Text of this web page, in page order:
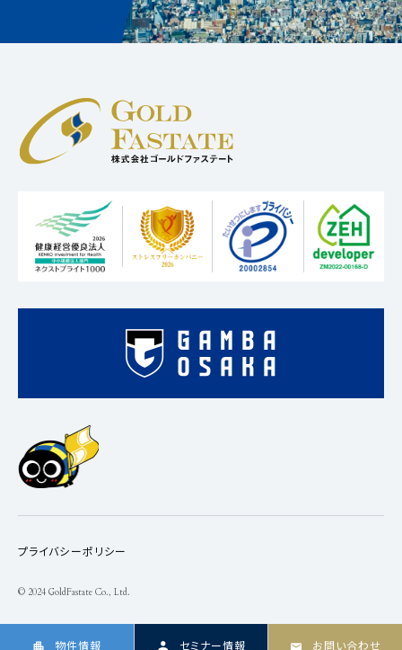
物件情報 セミナー情報 お問い合わせ
プライバシーポリシー
© 2024 GoldFastate Co., Ltd.